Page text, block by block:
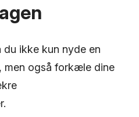
du ikke kun nyde en
men også forkæle dine